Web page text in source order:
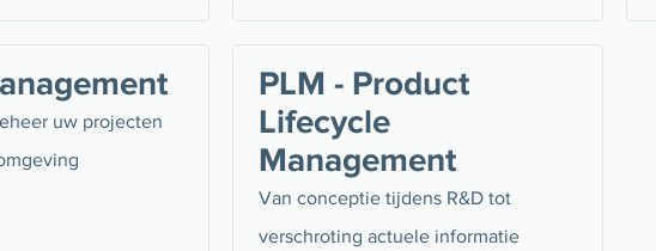
uw projecten
PLM - Product
Lifecycle
Management
Van conceptie tijdens R&D tot
verschroting actuele informatie